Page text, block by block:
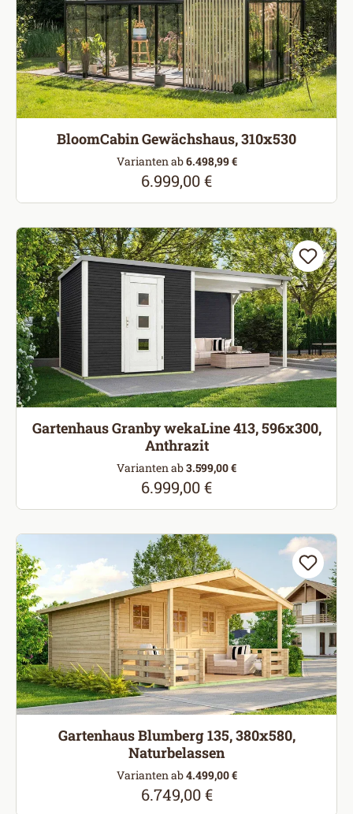
BloomCabin Gewächshaus, 310x530
Varianten ab6.498,99 €
Regulärer Preis:
6.999,00 €
Gartenhaus Granby wekaLine 413, 596x300,
Anthrazit
Varianten ab3.599,00 €
Regulärer Preis:
6.999,00 €
Gartenhaus Blumberg 135, 380x580,
Naturbelassen
Varianten ab4.499,00 €
Regulärer Preis:
6.749,00 €